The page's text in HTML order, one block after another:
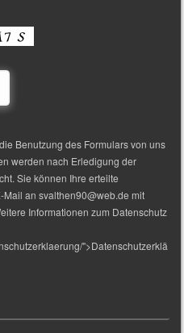
Benutzung des Formulars von uns
werden nach Erledigung der
Sie können Ihre erteilte
an svalthen90@web.de mit
Informationen zum Datenschutz
">Datenschutzerklä